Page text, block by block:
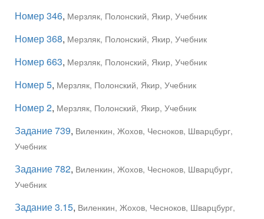
Номер 346, Мерзляк, Полонский, Якир, Учебник
Номер 368, Мерзляк, Полонский, Якир, Учебник
Номер 663, Мерзляк, Полонский, Якир, Учебник
Номер 5, Мерзляк, Полонский, Якир, Учебник
Номер 2, Мерзляк, Полонский, Якир, Учебник
Задание 739, Виленкин, Жохов, Чесноков, Шварцбург,
Учебник
Задание 782, Виленкин, Жохов, Чесноков, Шварцбург,
Учебник
Задание 3.15, Виленкин, Жохов, Чесноков, Шварцбург,